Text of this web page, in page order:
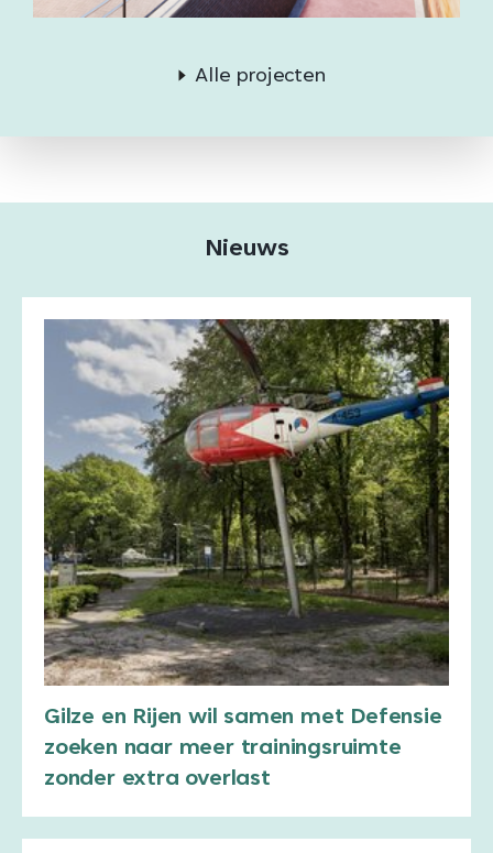
Alle projecten
Nieuws
Gilze en Rijen wil samen met Defensie
zoeken naar meer trainingsruimte
zonder extra overlast